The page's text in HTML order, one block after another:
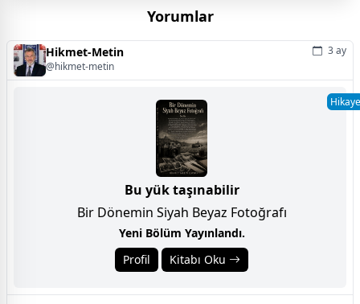
Yorumlar
Hikmet-Metin
@hikmet-metin
3 ay
Bu yük taşınabilir
Bir Dönemin Siyah Beyaz Fotoğrafı
Yeni Bölüm Yayınlandı.
Profil
Kitabı Oku